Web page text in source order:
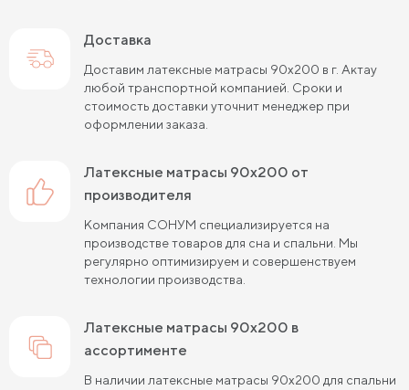
Матрасы средней жесткости 160х200
Пружинные матрасы 160х200 см
Пружинные матрасы 180х200 см Матрасы в скрутке
Матрасы средней жесткости 200 на 200
Пружинные матрасы средней жесткости
Жесткие матрасы 120х200 см
Матрасы средней жесткости 140х200
Жесткие матрасы шириной 140 см
Доставка
Доставим латексные матрасы 90х200 в г. Актау
любой транспортной компанией. Сроки и
стоимость доставки уточнит менеджер при
оформлении заказа.
латексные матрасы 90х200 от
производителя
Компания СОНУМ специализируется на
производстве товаров для сна и спальни. Мы
регулярно оптимизируем и совершенствуем
технологии производства.
латексные матрасы 90х200 в
ассортименте
В наличии латексные матрасы 90х200 для спальни